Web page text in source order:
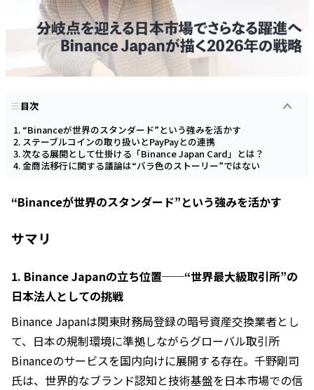
目次
“Binanceが世界のスタンダード”という強みを活かす
ステーブルコインの取り扱いとPayPayとの連携
次なる展開として仕掛ける「Binance Japan Card」とは？
金商法移行に関する議論は“バラ色のストーリー”ではない
“Binanceが世界のスタンダード”という強みを活かす
サマリ
1. Binance Japanの立ち位置──“世界最大級取引所”の
日本法人としての挑戦
Binance Japanは関東財務局登録の暗号資産交換業者とし
て、日本の規制環境に準拠しながらグローバル取引所
Binanceのサービスを国内向けに展開する存在。千野剛司
氏は、世界的なブランド認知と技術基盤を日本市場での信